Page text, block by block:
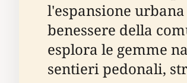
l'espansione
benessere della
esplora le gemme
sentieri pedonali,